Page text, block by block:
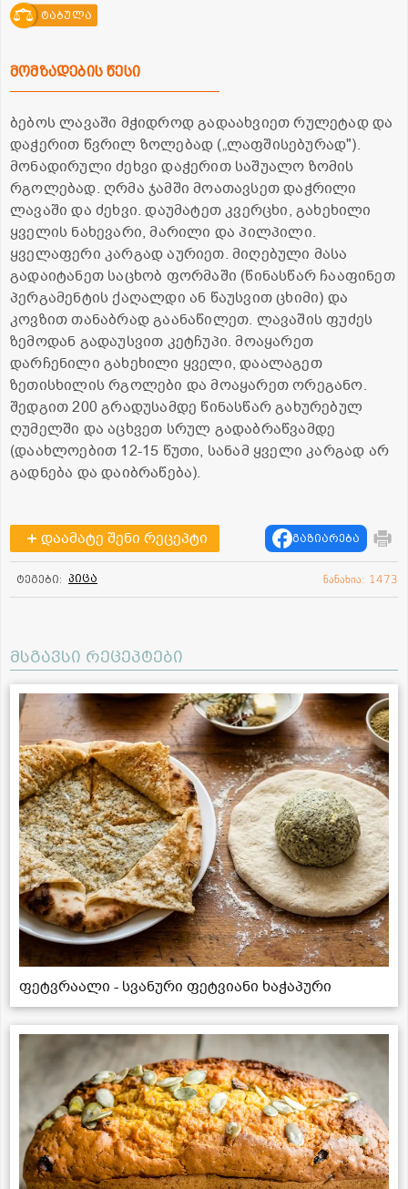
ტაბულა
მომზადების წესი
ბებოს ლავაში მჭიდროდ გადაახვიეთ რულეტად და
დაჭერით წვრილ ზოლებად („ლაფშისებურად").
მონადირული ძეხვი დაჭერით საშუალო ზომის
რგოლებად. ღრმა ჯამში მოათავსეთ დაჭრილი
ლავაში და ძეხვი. დაუმატეთ კვერცხი, გახეხილი
ყველის ნახევარი, მარილი და პილპილი.
ყველაფერი კარგად აურიეთ. მიღებული მასა
გადაიტანეთ საცხობ ფორმაში (წინასწარ ჩააფინეთ
პერგამენტის ქაღალდი ან წაუსვით ცხიმი) და
კოვზით თანაბრად გაანაწილეთ. ლავაშის ფუძეს
ზემოდან გადაუსვით კეტჩუპი. მოაყარეთ
დარჩენილი გახეხილი ყველი, დაალაგეთ
ზეთისხილის რგოლები და მოაყარეთ ორეგანო.
შედგით 200 გრადუსამდე წინასწარ გახურებულ
ღუმელში და აცხვეთ სრულ გადაბრაწვამდე
(დაახლოებით 12-15 წუთი, სანამ ყველი კარგად არ
გადნება და დაიბრაწება).
დაამატე შენი რეცეპტი გაზიარება
ტეგები: პიცა ნანახია: 1473
მსგავსი რეცეპტები
ფეტვრაალი - სვანური ფეტვიანი ხაჭაპური